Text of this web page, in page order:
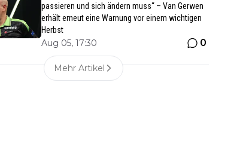
passieren und sich ändern muss“ – Van Gerwen
erhält erneut eine Warnung vor einem wichtigen
Herbst
Aug 05, 17:30 0
Mehr Artikel